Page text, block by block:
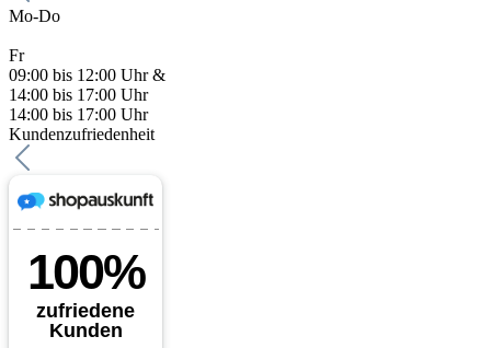
Mo-Do
Fr
09:00 bis 12:00 Uhr &
14:00 bis 17:00 Uhr
14:00 bis 17:00 Uhr
Kundenzufriedenheit